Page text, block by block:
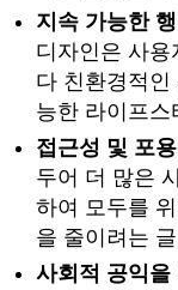
지속 가능한
디자인은 사
다 친환경적
능한 라이프
접근성 및 포
두어 더 많은
하여 모두를
을 줄이려는
사회적 공익을